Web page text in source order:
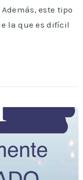
este tipo
la que es difícil